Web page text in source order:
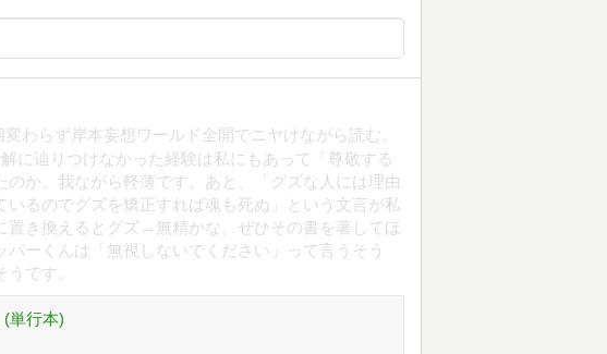
わらず岸本妄想ワールド全開でニヤけながら読む。
に辿りつけなかった経験は私にもあって「尊敬する
のか。我ながら軽薄です。あと、「グズな人には理由
るのでグズを矯正すれば魂も死ぬ」という文言が私
置き換えるとグズ→無精かな。ぜひその書を著してほ
ーくんは「無視しないでください」って言うそう
です。
単行本)